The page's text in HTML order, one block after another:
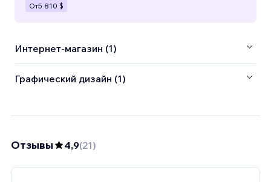
От5 810 $
Интернет-магазин (1)
Графический дизайн (1)
Отзывы 4,9(21)